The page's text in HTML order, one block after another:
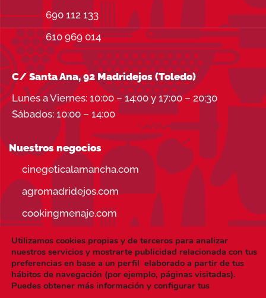
690 112 133
610 969 014
C/ Santa Ana, 92 Madridejos (Toledo)
Lunes a Viernes: 10:00 – 14:00 y 17:00 – 20:30
Sábados: 10:00 – 14:00
Nuestros negocios
cinegeticalamancha.com
agromadridejos.com
cookingmenaje.com
Visa PayPal Stripe MasterCard
Utilizamos cookies propias y de terceros para analizar
nuestros servicios y mostrarte publicidad relacionada con tus
preferencias en base a un perfil elaborado a partir de tus
hábitos de navegación (por ejemplo, páginas visitadas).
Puedes obtener más información y configurar tus